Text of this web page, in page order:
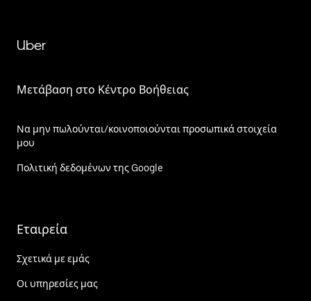
Uber
Μετάβαση στο Κέντρο Βοήθειας
Να μην πωλούνται/κοινοποιούνται προσωπικά στοιχεία
μου
Πολιτική δεδομένων της Google
Εταιρεία
Σχετικά με εμάς
Οι υπηρεσίες μας